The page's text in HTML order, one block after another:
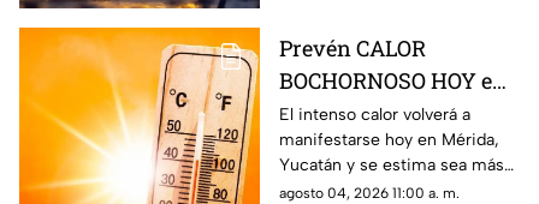
Prevén CALOR
BOCHORNOSO HOY en
Mérida que superará
los 50° C; será MÁS
INTENSO que ayer
El intenso calor volverá a
manifestarse hoy en Mérida,
Yucatán y se estima sea más
intenso que ayer; conoce cuál
agosto 04, 2026 11:00 a. m.